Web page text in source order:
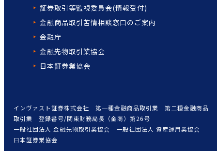
証券取引等監視委員会(情報受付)
金融商品取引苦情相談窓口の ご案内
金融庁
金融先物取引業協会
日本証券業協会
インヴァスト証券株式会社 第一種金融商品取引業 第二種金融商品
取引業 登録番号/関東財務局長（金商）第26号
一般社団法人 金融先物取引業協会 一般社団法人 資産運用業協会
日本証券業協会